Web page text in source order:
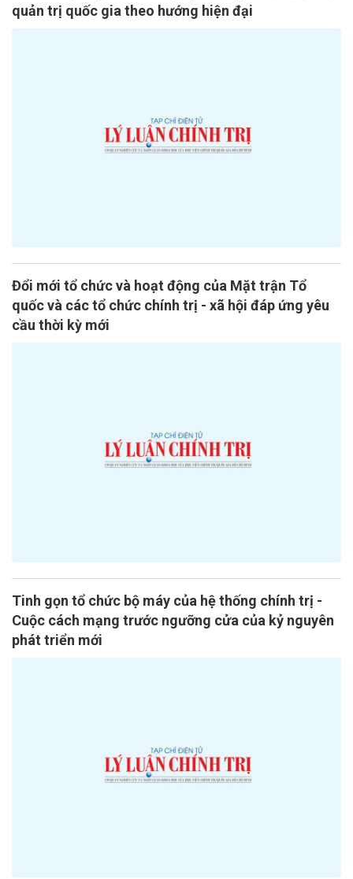
quản trị quốc gia theo hướng hiện đại
Đổi mới tổ chức và hoạt động của Mặt trận Tổ
quốc và các tổ chức chính trị - xã hội đáp ứng yêu
cầu thời kỳ mới
Tinh gọn tổ chức bộ máy của hệ thống chính trị -
Cuộc cách mạng trước ngưỡng cửa của kỷ nguyên
phát triển mới